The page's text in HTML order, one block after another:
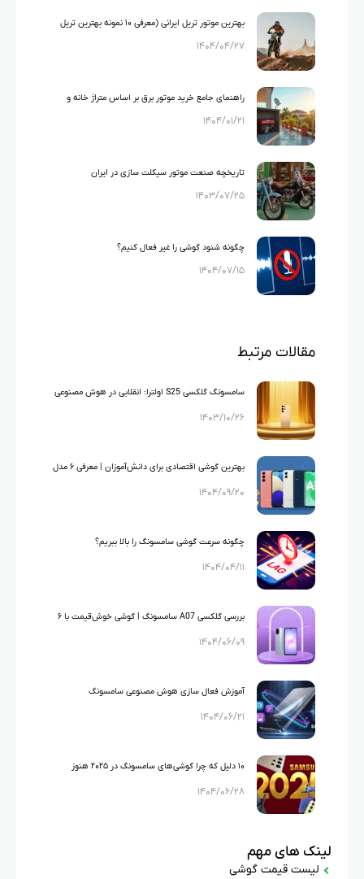
بهترین موتور تریل ایرانی (معرفی ۱۰ نمونه بهترین تریل
های ایرانی)
۱۴۰۴/۰۴/۲۷
راهنمای جامع خرید موتور برق بر اساس متراژ خانه و
لوازم خانگی
۱۴۰۴/۰۱/۲۱
تاریخچه صنعت موتور سیکلت سازی در ایران
۱۴۰۳/۰۷/۲۵
چگونه شنود گوشی را غیر فعال کنیم؟
۱۴۰۴/۰۷/۱۵
مقالات مرتبط
سامسونگ گلکسی S25 اولترا: انقلابی در هوش مصنوعی
گوشی ها
۱۴۰۳/۱۰/۲۶
بهترین گوشی اقتصادی برای دانش‌آموزان | معرفی ۶ مدل
سامسونگ و شیائومی
۱۴۰۴/۰۹/۲۰
چگونه سرعت گوشی سامسونگ را بالا ببریم؟
۱۴۰۴/۰۴/۱۱
بررسی گلکسی A07 سامسونگ | گوشی خوش‌قیمت با ۶
سال آپدیت
۱۴۰۴/۰۶/۰۹
آموزش فعال سازی هوش مصنوعی سامسونگ
۱۴۰۴/۰۶/۲۱
۱۰ دلیل که چرا گوشی‌های سامسونگ در ۲۰۲۵ هنوز
بهترین انتخاب هستند؟
۱۴۰۴/۰۶/۲۸
لینک های مهم
لیست قیمت گوشی